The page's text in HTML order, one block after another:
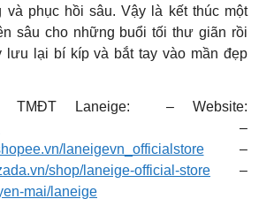
phục hồi sâu. Vậy là kết thúc một
sâu cho những buổi tối thư giãn rồi
lưu lại bí kíp và bắt tay vào mần đẹp
TMĐT Laneige: – Website:
–
laneigevn_officialstore–
shop/laneige-official-store –
mai/laneige